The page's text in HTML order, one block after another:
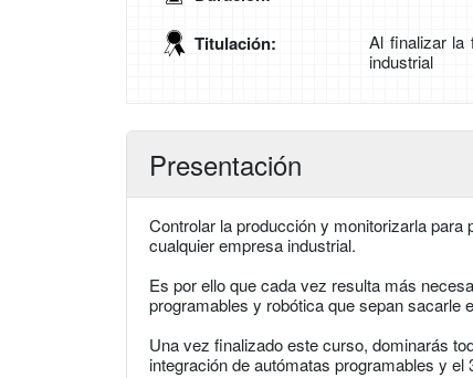
Titulación:
Al finalizar la
industrial
Presentación
Controlar la producción y monitorizarla
cualquier empresa industrial.
Es por ello que cada vez resulta más
programables y robótica que sepan sacarle
Una vez finalizado este curso, dominarás
integración de autómatas programables y